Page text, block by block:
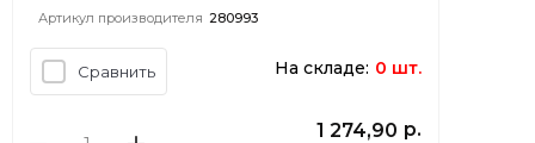
Артикул производителя 280993
Сравнить На складе: 0 шт.
1 274,90 р.